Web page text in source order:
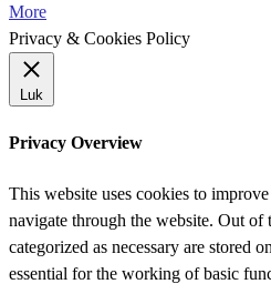
More
Privacy & Cookies Policy
Luk
Privacy Overview
This website uses cookies to
navigate through the website. Out of
categorized as necessary are stored
essential for the working of basic